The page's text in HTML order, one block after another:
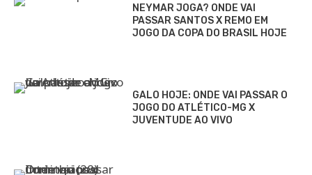
NEYMAR JOGA? ONDE VAI
PASSAR SANTOS X REMO EM
JOGO DA COPA DO BRASIL HOJE
GALO HOJE: ONDE VAI PASSAR O
JOGO DO ATLÉTICO-MG X
JUVENTUDE AO VIVO